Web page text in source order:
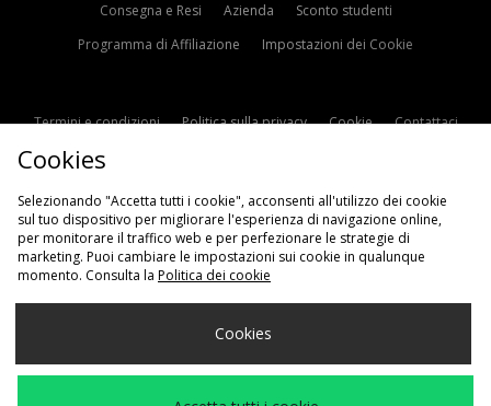
Consegna e Resi
Azienda
Sconto studenti
Programma di Affiliazione
Impostazioni dei Cookie
Termini e condizioni Politica sulla privacy Cookie
Contattaci
Scegli Il Tuo Paese
Accettiamo i seguenti metodi di pagamento
Cookies
Selezionando "Accetta tutti i cookie", acconsenti all'utilizzo dei cookie
sul tuo dispositivo per migliorare l'esperienza di navigazione online,
per monitorare il traffico web e per perfezionare le strategie di
marketing. Puoi cambiare le impostazioni sui cookie in qualunque
momento. Consulta la Politica dei cookie
Cookies